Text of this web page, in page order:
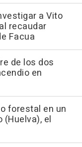
a Vito
recaudar
Facua
de los dos
en
forestal en un
(Huelva), el